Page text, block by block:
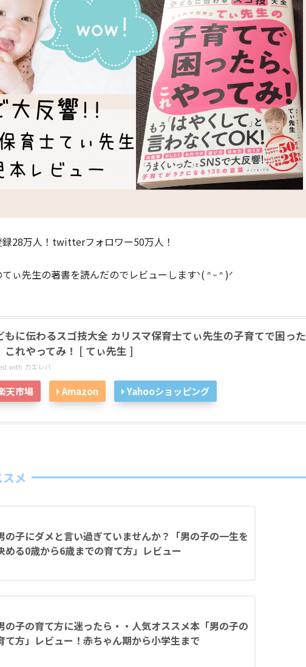
28万人！twitterフォロワー50万人！
ぃ先生の著書を読んだのでレビューしますᐠ( ᐢ ᵕ ᐢ )ᐟ
もに伝わるスゴ技大全 カリスマ保育士てぃ先生の子育てで困った
これやってみ！ [ てぃ先生 ]
with カエレバ
天市場 Amazon Yahooショッピング
メ
の子にダメと言い過ぎていませんか？「男の子の一生を
める0歳から6歳までの育て方」レビュー
の子の育て方に迷ったら・・人気オススメ本「男の子の
て方」レビュー！赤ちゃん期から小学生まで